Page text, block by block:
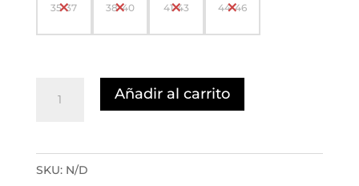
35-37 38-40 41-43 44-46
Randonnée
Clair
cantidad
Añadir al carrito
SKU: N/D